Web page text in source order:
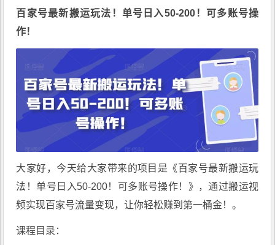
百家号最新搬运玩法 ！单号日入50-200！可多账号操
作！
大家好，今天给大家带来的项目是《百家号最新搬运玩
法 ！单号日入50-200！可多账号操作！》，通过搬运视
频实现百家号流量变现，让你轻松赚到第一桶金！。
课程目录：